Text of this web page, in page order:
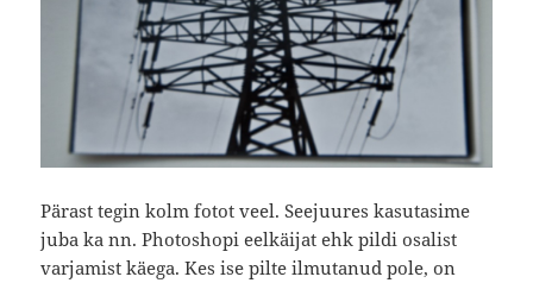
Pärast tegin kolm fotot veel. Seejuures kasutasime
juba ka nn. Photoshopi eelkäijat ehk pildi osalist
varjamist käega. Kes ise pilte ilmutanud pole, on